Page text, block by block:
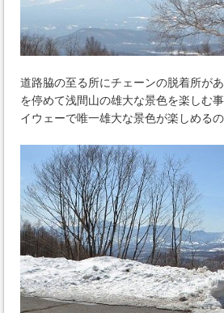
道路脇の至る所にチェーンの脱着所が
を停めて浅間山の雄大な景色を楽しむ
イウェーで唯一雄大な景色が楽しめる